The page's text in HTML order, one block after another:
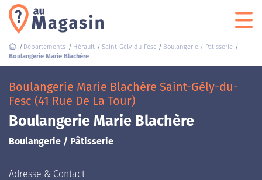
Départements Hérault Saint-Gély-du-Fesc
Boulangerie / Pâtisserie
Boulangerie Marie Blachère
Boulangerie Marie Blachère Saint-Gély-du-
Fesc (41 Rue De La Tour)
Boulangerie Marie Blachère
Boulangerie / Pâtisserie
Adresse & Contact